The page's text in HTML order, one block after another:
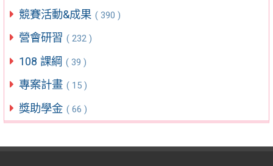
競賽活動&成果 ( 390 )
營會研習 ( 232 )
108 課綱 ( 39 )
專案計畫 ( 15 )
獎助學金 ( 66 )